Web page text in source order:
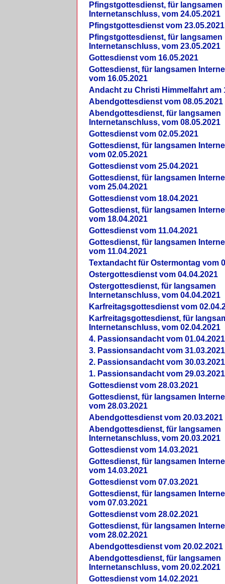
Pfingstgottesdienst, für langsamen
Internetanschluss, vom 24.05.2021
Pfingstgottesdienst vom 23.05.2021
Pfingstgottesdienst, für langsamen
Internetanschluss, vom 23.05.2021
Gottesdienst vom 16.05.2021
Gottesdienst, für langsamen
vom 16.05.2021
Andacht zu Christi Himmelfahrt am
Abendgottesdienst vom 08.05.2021
Abendgottesdienst, für langsamen
Internetanschluss, vom 08.05.2021
Gottesdienst vom 02.05.2021
Gottesdienst, für langsamen
vom 02.05.2021
Gottesdienst vom 25.04.2021
Gottesdienst, für langsamen
vom 25.04.2021
Gottesdienst vom 18.04.2021
Gottesdienst, für langsamen
vom 18.04.2021
Gottesdienst vom 11.04.2021
Gottesdienst, für langsamen
vom 11.04.2021
Textandacht für Ostermontag vom
Ostergottesdienst vom 04.04.2021
Ostergottesdienst, für langsamen
Internetanschluss, vom 04.04.2021
Karfreitagsgottesdienst vom
Karfreitagsgottesdienst, für
Internetanschluss, vom 02.04.2021
4. Passionsandacht vom 01.04.2021
3. Passionsandacht vom 31.03.2021
2. Passionsandacht vom 30.03.2021
1. Passionsandacht vom 29.03.2021
Gottesdienst vom 28.03.2021
Gottesdienst, für langsamen
vom 28.03.2021
Abendgottesdienst vom 20.03.2021
Abendgottesdienst, für langsamen
Internetanschluss, vom 20.03.2021
Gottesdienst vom 14.03.2021
Gottesdienst, für langsamen
vom 14.03.2021
Gottesdienst vom 07.03.2021
Gottesdienst, für langsamen
vom 07.03.2021
Gottesdienst vom 28.02.2021
Gottesdienst, für langsamen
vom 28.02.2021
Abendgottesdienst vom 20.02.2021
Abendgottesdienst, für langsamen
Internetanschluss, vom 20.02.2021
Gottesdienst vom 14.02.2021